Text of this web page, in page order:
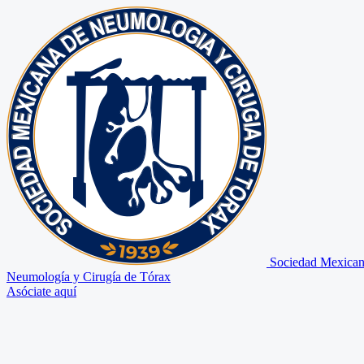
Sociedad
Neumología y Cirugía de Tórax
Asóciate aquí